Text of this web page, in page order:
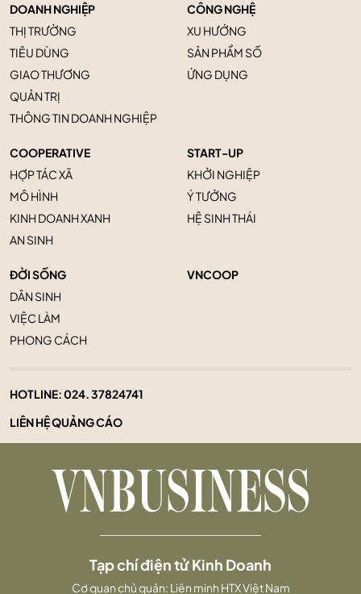
DOANH NGHIỆP
THỊ TRƯỜNG
TIÊU DÙNG
GIAO THƯƠNG
QUẢN TRỊ
THÔNG TIN DOANH NGHIỆP
CÔNG NGHỆ
XU HƯỚNG
SẢN PHẨM SỐ
ỨNG DỤNG
COOPERATIVE
HỢP TÁC XÃ
MÔ HÌNH
KINH DOANH XANH
AN SINH
START-UP
KHỞI NGHIỆP
Ý TƯỞNG
HỆ SINH THÁI
ĐỜI SỐNG
DÂN SINH
VIỆC LÀM
PHONG CÁCH
VNCOOP
HOTLINE:024. 37824741
LIÊN HỆ QUẢNG CÁO
Tạp chí điện tử Kinh Doanh
Cơ quan chủ quản: Liên minh HTX Việt Nam